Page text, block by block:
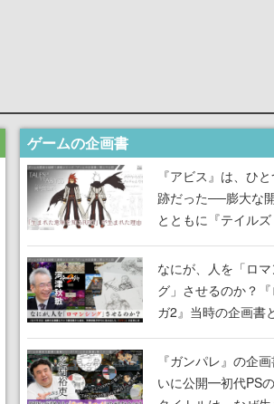
ゲームの企画書
『アビス』は、ひ
跡だった──膨大な
とともに『テイル
「生まれた意味を知
RPG」が生まれた理
ームの企画書】
なにが、人を「ロ
グ」させるのか？
ガ2』当時の企画書
設定画から迫る、
がRPGに生み出し
ン」の正体とは【
企画書】
『ガンパレ』の企
いに公開━初代PS